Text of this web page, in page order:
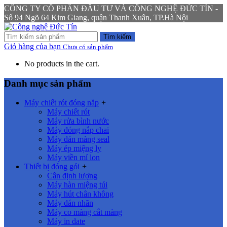
CÔNG TY CỔ PHẦN ĐẦU TƯ VÀ CÔNG NGHỆ ĐỨC TÍN -
Số 94 Ngõ 64 Kim Giang, quận Thanh Xuân, TP.Hà Nội
Tìm kiếm
Giỏ hàng của bạn Chưa có sản phẩm
No products in the cart.
Danh mục sản phẩm
Máy chiết rót đóng nắp +
Máy chiết rót
Máy rửa bình nước
Máy đóng nắp chai
Máy dán màng seal
Máy ép miệng ly
Máy viền mí lon
Thiết bị đóng gói +
Cân định lượng
Máy hàn miệng túi
Máy hút chân không
Máy dán nhãn
Máy co màng cắt màng
Máy in date